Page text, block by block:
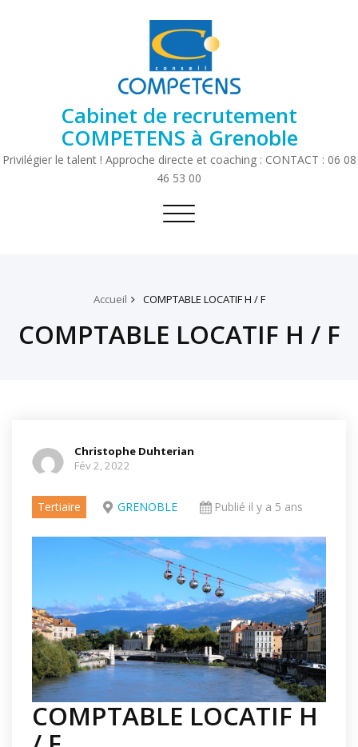
Cabinet de recrutement
COMPETENS à Grenoble
Privilégier le talent ! Approche directe et coaching : CONTACT : 06 08
46 53 00
Toggle
Accueil COMPTABLE LOCATIF H / F
COMPTABLE LOCATIF H / F
Christophe Duhterian
Fév 2, 2022
Tertiaire GRENOBLE Publié il y a 5 ans
COMPTABLE LOCATIF H